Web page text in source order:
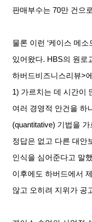
판매부수는 70만 건으
물론 이런 ‘케이스 메소
있어왔다. HBS의 원로
하버드비즈니스리뷰>
1) 가르치는 데 시간이
여러 경영적 안건을 하
(quantitative) 기법을 가
정답은 없고 다른 대안
인식을 심어준다고 말
이후에도 하버드에서
않고 오히려 지위가 공